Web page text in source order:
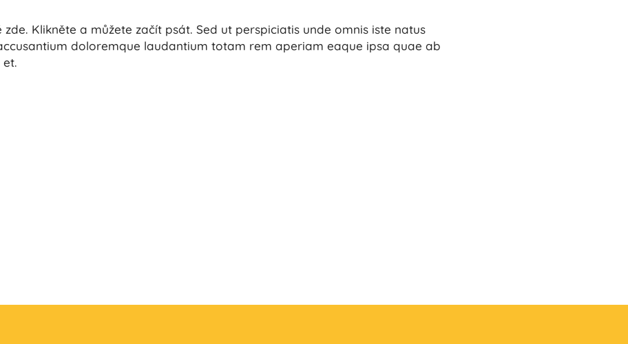
Klikněte a můžete začít psát. Sed ut perspiciatis unde omnis iste natus
doloremque laudantium totam rem aperiam eaque ipsa quae ab